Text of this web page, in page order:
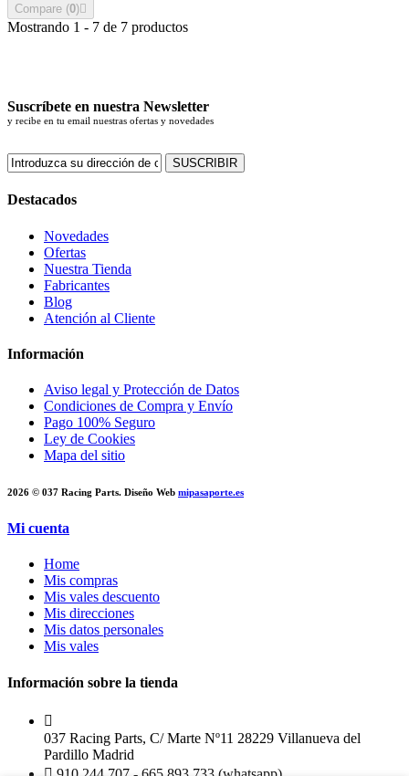
Compare (0)
Mostrando 1 - 7 de 7 productos
Suscríbete en nuestra Newsletter
y recibe en tu email nuestras ofertas y novedades
SUSCRIBIR
Destacados
Novedades
Ofertas
Nuestra Tienda
Fabricantes
Blog
Atención al Cliente
Información
Aviso legal y Protección de Datos
Condiciones de Compra y Envío
Pago 100% Seguro
Ley de Cookies
Mapa del sitio
2026 © 037 Racing Parts. Diseño Web mipasaporte.es
Mi cuenta
Home
Mis compras
Mis vales descuento
Mis direcciones
Mis datos personales
Mis vales
Información sobre la tienda
037 Racing Parts, C/ Marte Nº11 28229 Villanueva del
Pardillo Madrid